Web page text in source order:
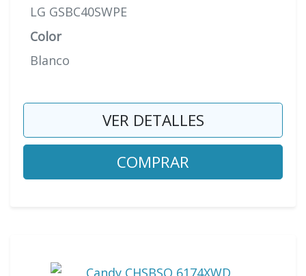
LG GSBC40SWPE
Color
Blanco
VER DETALLES
COMPRAR